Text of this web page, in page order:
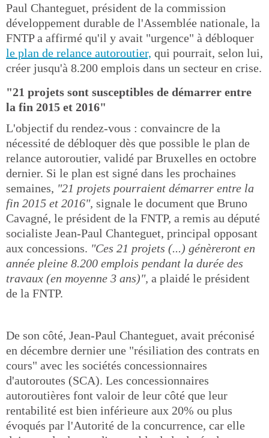
Paul Chanteguet, président de la commission
développement durable de l'Assemblée nationale, la
FNTP a affirmé qu'il y avait "urgence" à débloquer
le plan de relance autoroutier, qui pourrait, selon lui,
créer jusqu'à 8.200 emplois dans un secteur en crise.
"21 projets sont susceptibles de démarrer entre
la fin 2015 et 2016"
L'objectif du rendez-vous : convaincre de la
nécessité de débloquer dès que possible le plan de
relance autoroutier, validé par Bruxelles en octobre
dernier. Si le plan est signé dans les prochaines
semaines, "21 projets pourraient démarrer entre la
fin 2015 et 2016", signale le document que Bruno
Cavagné, le président de la FNTP, a remis au député
socialiste Jean-Paul Chanteguet, principal opposant
aux concessions. "Ces 21 projets (...) génèreront en
année pleine 8.200 emplois pendant la durée des
travaux (en moyenne 3 ans)", a plaidé le président
de la FNTP.
De son côté, Jean-Paul Chanteguet, avait préconisé
en décembre dernier une "résiliation des contrats en
cours" avec les sociétés concessionnaires
d'autoroutes (SCA). Les concessionnaires
autoroutières font valoir de leur côté que leur
rentabilité est bien inférieure aux 20% ou plus
évoqués par l'Autorité de la concurrence, car elle